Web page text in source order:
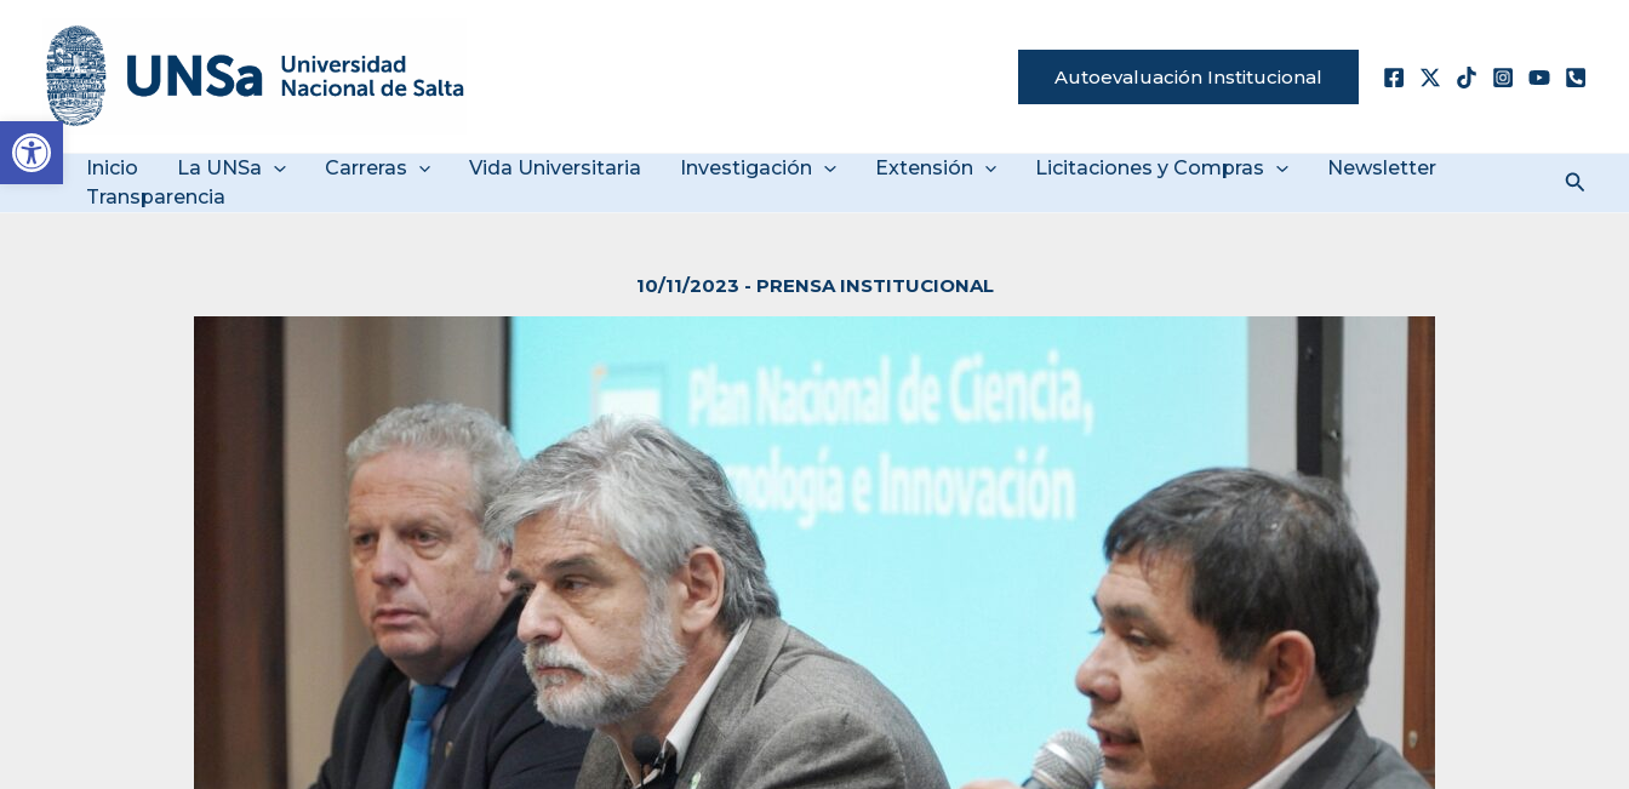
Abrir barra de herramientas
contenido
Autoevaluación Institucional
Inicio La UNSa Carreras Vida Universitaria Investigación Extensión Licitaciones y Compras
Newsletter
Transparencia
10/11/2023 - PRENSA INSTITUCIONAL